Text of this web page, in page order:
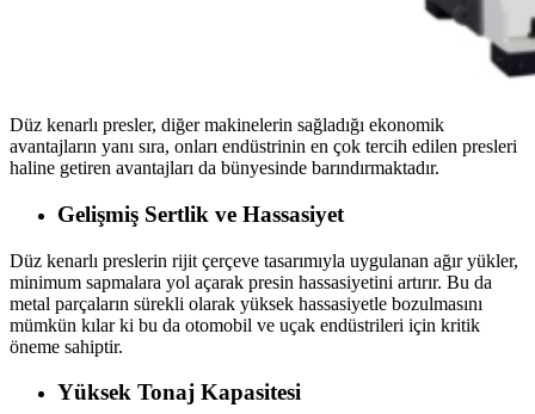
Düz kenarlı presler, diğer makinelerin sağladığı ekonomik
avantajların yanı sıra, onları endüstrinin en çok tercih edilen presleri
haline getiren avantajları da bünyesinde barındırmaktadır.
Gelişmiş Sertlik ve Hassasiyet
Düz kenarlı preslerin rijit çerçeve tasarımıyla uygulanan ağır yükler,
minimum sapmalara yol açarak presin hassasiyetini artırır. Bu da
metal parçaların sürekli olarak yüksek hassasiyetle bozulmasını
mümkün kılar ki bu da otomobil ve uçak endüstrileri için kritik
öneme sahiptir.
Yüksek Tonaj Kapasitesi